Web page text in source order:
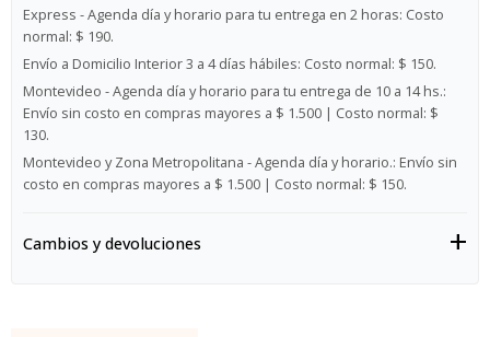
Express - Agenda día y horario para tu entrega en 2 horas: Costo
normal: $ 190.
Envío a Domicilio Interior 3 a 4 días hábiles: Costo normal: $ 150.
Montevideo - Agenda día y horario para tu entrega de 10 a 14 hs.:
Envío sin costo en compras mayores a $ 1.500 | Costo normal: $
130.
Montevideo y Zona Metropolitana - Agenda día y horario.: Envío sin
costo en compras mayores a $ 1.500 | Costo normal: $ 150.
Cambios y devoluciones